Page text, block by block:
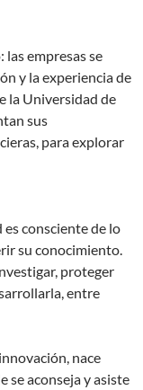
empresas se
y la experiencia de
la Universidad de
sus
para explorar
consciente de lo
su conocimiento.
proteger
entre
nace
se aconseja y asiste